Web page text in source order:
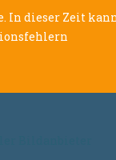
In dieser Zeit